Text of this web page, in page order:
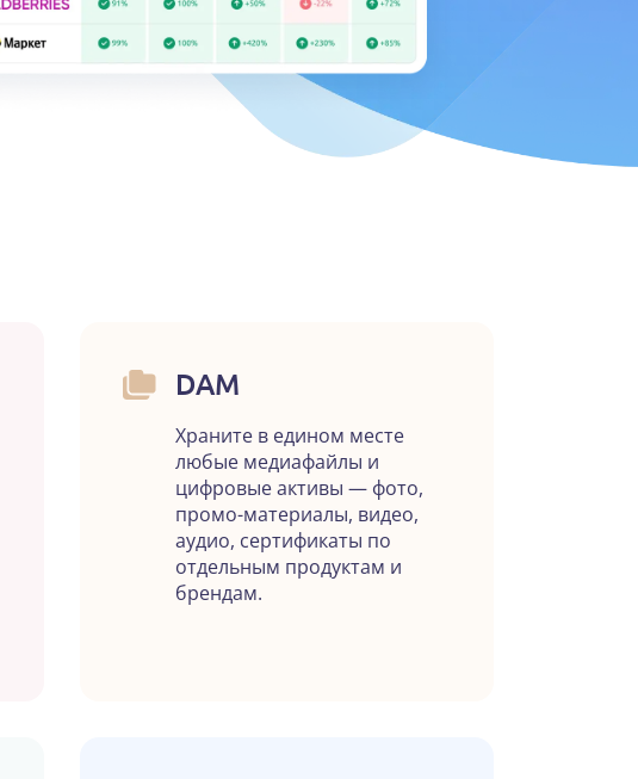
DAM
Храните в едином месте
любые медиафайлы и
цифровые активы — фото,
промо-материалы, видео,
аудио, сертификаты по
отдельным продуктам и
брендам.